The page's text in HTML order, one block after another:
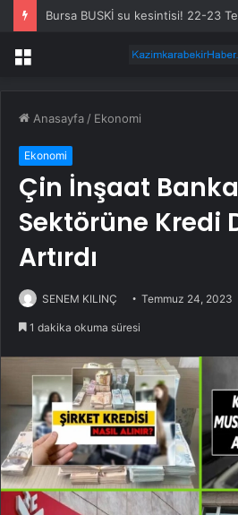
Menü
Anasayfa / Ekonomi
Ekonomi
Çin İnşaat
Sektörüne Kredi
Artırdı
SENEM KILINÇ Temmuz 24, 2023
1 dakika okuma süresi